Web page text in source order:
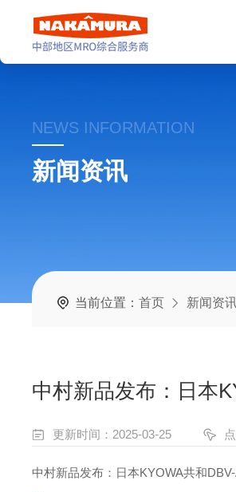
NEWS INFORMATION
新闻资讯
当前位置：首页 新闻资
中村新品发布：日本
更新时间：2025-03-25
中村新品发布：日本KYOWA共和